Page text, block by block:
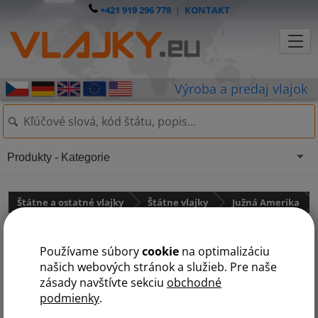
Používame súborycookie na optimalizáciu
našich webových stránok a služieb. Pre naše
zásady navštívte sekciu obchodné
podmienky.
+421 919 296 778| KONTAKT
Štátne a ostatné vlajky Štátne vlajky Južná Amerika
Sandwichove ostrovy
Produkty - Kategorie